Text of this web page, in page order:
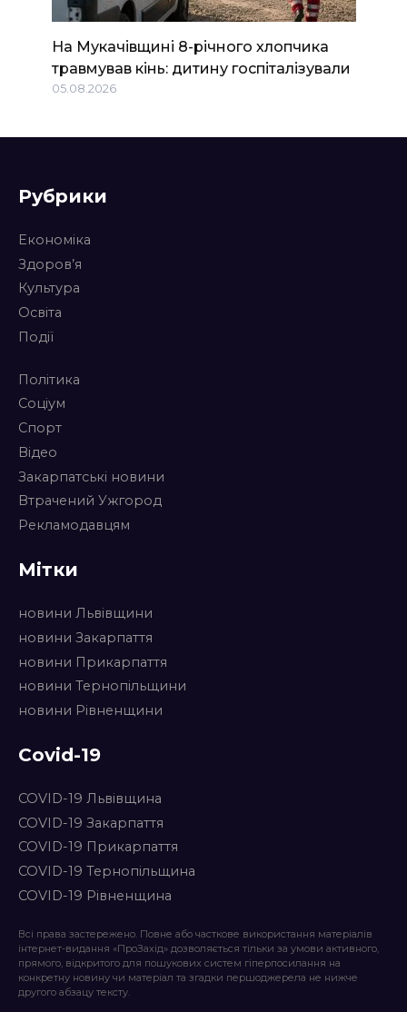
На Мукачівщині 8-річного хлопчика
травмував кінь: дитину госпіталізували
05.08.2026
Рубрики
Економіка
Здоров’я
Культура
Освіта
Події
Політика
Соціум
Спорт
Відео
Закарпатські новини
Втрачений Ужгород
Рекламодавцям
Мітки
новини Львівщини
новини Закарпаття
новини Прикарпаття
новини Тернопільщини
новини Рівненщини
Covid-19
COVID-19 Львівщина
COVID-19 Закарпаття
COVID-19 Прикарпаття
COVID-19 Тернопільщина
COVID-19 Рівненщина
Всі права застережено. Повне або часткове використання матеріалів
інтернет-видання «ПроЗахід» дозволяється тільки за умови активного,
прямого, відкритого для пошукових систем гіперпосилання на
конкретну новину чи матеріал та згадки першоджерела не нижче
другого абзацу тексту.